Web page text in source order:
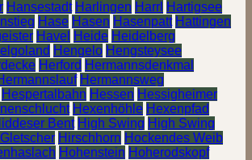
Hansestadt Harlingen Harrl Hartigsee
Hase Hasen Hasenpatt Hattingen
Havel Heide Heidelberg
Hengelo Hengsteysee
Herford Hermannsdenkmal
Hermannsweg
Hespertalbahn Hessen Hessigheimer
Hexenhöhle Hexenpfad
Bent High Swing High Swing
Hirschhorn Hockendes Weib
Hohenstein Hoherodskopf